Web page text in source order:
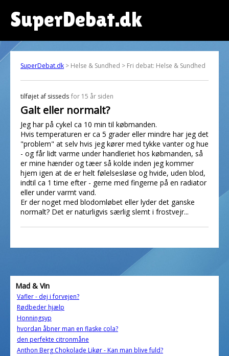
SuperDebat.dk
SuperDebat.dk > Helse & Sundhed > Fri debat: Helse & Sundhed
tilføjet af sisseds for 15 år siden
Galt eller normalt?
Jeg har på cykel ca 10 min til købmanden.
Hvis temperaturen er ca 5 grader eller mindre har jeg det
"problem" at selv hvis jeg kører med tykke vanter og hue
- og får lidt varme under handleriet hos købmanden, så
er mine hænder og tæer så kolde inden jeg kommer
hjem igen at de er helt følelsesløse og hvide, uden blod,
indtil ca 1 time efter - gerne med fingerne på en radiator
eller under varmt vand.
Er der noget med blodomløbet eller lyder det ganske
normalt? Det er naturligvis særlig slemt i frostvejr...
Mad & Vin
Vafler - dej i forvejen?
Rødbeder hjælp
Honningsyp
hvordan åbner man en flaske cola?
den perfekte citronmåne
Anthon Berg Chokolade Likør - Kan man blive fuld?